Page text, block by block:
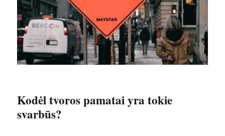
Kodėl tvoros pamatai yra tokie
svarbūs?